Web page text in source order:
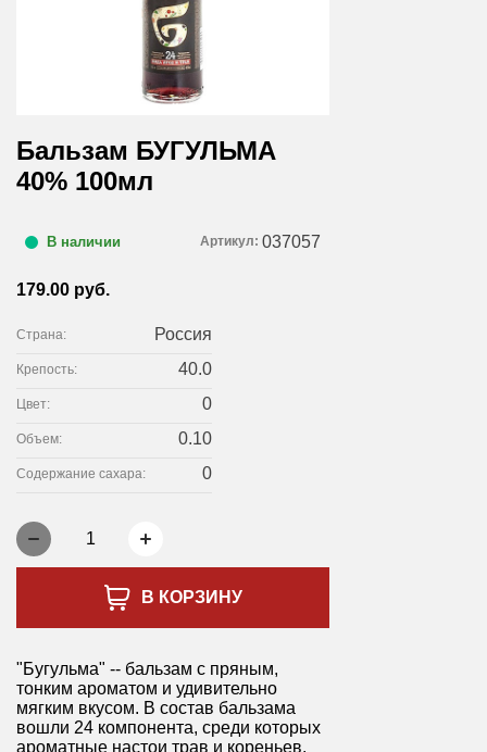
Бальзам БУГУЛЬМА
40% 100мл
В наличии Артикул: 037057
179.00 руб.
Страна: Россия
Крепость: 40.0
Цвет: 0
Объем: 0.10
Содержание сахара: 0
1
В КОРЗИНУ
"Бугульма" -- бальзам с пряным,
тонким ароматом и удивительно
мягким вкусом. В состав бальзама
вошли 24 компонента, среди которых
ароматные настои трав и кореньев,